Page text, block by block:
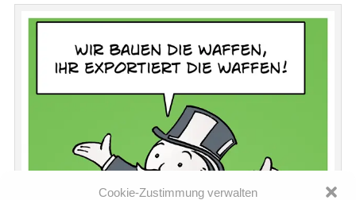
Cookie-Zustimmung verwalten